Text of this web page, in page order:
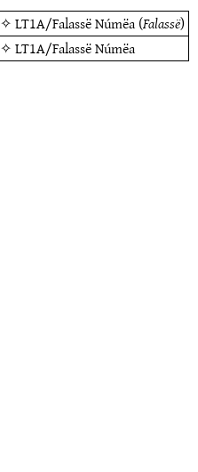
✧LT1A/Falassë Númëa(Falassë)
✧LT1A/Falassë Númëa